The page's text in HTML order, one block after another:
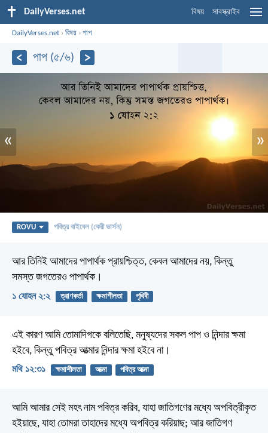
DailyVerses.net বিষয় সাবস্ক্রাইব
DailyVerses.net ›বিষয় ›পাপ
পাপ (৫/৬)
« »
ROVU পবিত্র বাইবেল (কেরী ভার্সন)
আর তিনিই আমাদের পাপার্থক প্রায়শ্চিত্ত, কেবল আমাদের নয়, কিন্তু
সমস্ত জগতেরও পাপার্থক।
১ যোহন ২:২ ত্রাণকর্তা ক্ষমাশীলতা পৃথিবী
এই কারণ আমি তোমাদিগকে বলিতেছি, মনুষ্যদের সকল পাপ ও নিন্দার ক্ষমা
হইবে, কিন্তু পবিত্র আত্মার নিন্দার ক্ষমা হইবে না।
মথি ১২:৩১ ক্ষমাশীলতা আত্মা পবিত্র আত্মা
আমি আমার সেই মহৎ নাম পবিত্র করিব, যাহা জাতিগণের মধ্যে অপবিত্রীকৃত
হইয়াছে, যাহা তোমরা তাহাদের মধ্যে অপবিত্র করিয়াছ; আর জাতিগণ